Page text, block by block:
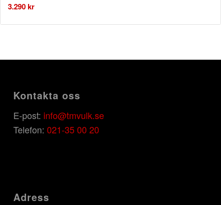
3.290kr
Kontakta oss
E-post: info@tmvulk.se
Telefon: 021-35 00 20
Adress